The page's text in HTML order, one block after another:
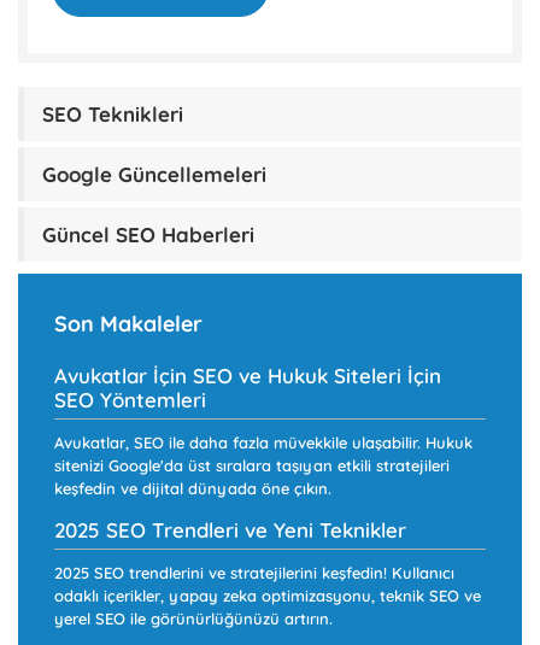
SEO Teknikleri
Google Güncellemeleri
Güncel SEO Haberleri
Son Makaleler
Avukatlar İçin SEO ve Hukuk Siteleri İçin
SEO Yöntemleri
Avukatlar, SEO ile daha fazla müvekkile ulaşabilir. Hukuk
sitenizi Google'da üst sıralara taşıyan etkili stratejileri
keşfedin ve dijital dünyada öne çıkın.
2025 SEO Trendleri ve Yeni Teknikler
2025 SEO trendlerini ve stratejilerini keşfedin! Kullanıcı
odaklı içerikler, yapay zeka optimizasyonu, teknik SEO ve
yerel SEO ile görünürlüğünüzü artırın.